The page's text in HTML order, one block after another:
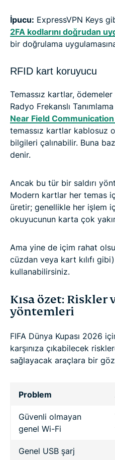
İpucu: ExpressVPN Keys
2FA kodlarını doğrudan
bir doğrulama
RFID kart koruyucu
Temassız kartlar,
Radyo Frekanslı
Near Field Communication
temassız kartlar kablosuz
bilgileri çalınabilir. Buna
denir.
Ancak bu tür bir saldırı
Modern kartlar her temas
üretir; genellikle her işlem
okuyucunun karta çok
Ama yine de içim rahat
cüzdan veya kart kılıfı
kullanabilirsiniz.
Kısa özet: Riskler
yöntemleri
FIFA Dünya Kupası 2026
karşınıza çıkabilecek
sağlayacak araçlara bir
Problem
Güvenli olmayan
genel Wi-Fi
Genel USB şarj